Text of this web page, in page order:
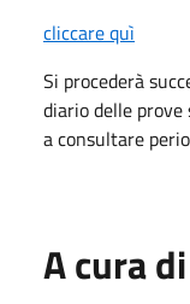
cliccare quì
Si procederà
diario delle
a consultare
A cura di